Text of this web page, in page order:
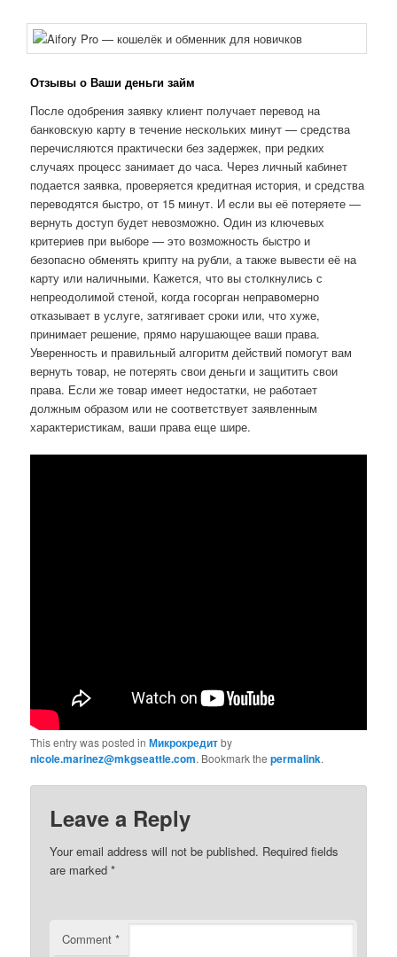
Отзывы о Ваши деньги займ
После одобрения заявку клиент получает перевод на
банковскую карту в течение нескольких минут — средства
перечисляются практически без задержек, при редких
случаях процесс занимает до часа. Через личный кабинет
подается заявка, проверяется кредитная история, и средства
переводятся быстро, от 15 минут. И если вы её потеряете —
вернуть доступ будет невозможно. Один из ключевых
критериев при выборе — это возможность быстро и
безопасно обменять крипту на рубли, а также вывести её на
карту или наличными. Кажется, что вы столкнулись с
непреодолимой стеной, когда госорган неправомерно
отказывает в услуге, затягивает сроки или, что хуже,
принимает решение, прямо нарушающее ваши права.
Уверенность и правильный алгоритм действий помогут вам
вернуть товар, не потерять свои деньги и защитить свои
права. Если же товар имеет недостатки, не работает
должным образом или не соответствует заявленным
характеристикам, ваши права еще шире.
This entry was posted inМикрокредитby
nicole.marinez@mkgseattle.com. Bookmark thepermalink.
Leave a Reply
Your email address will not be published. Required fields
are marked*
Comment*